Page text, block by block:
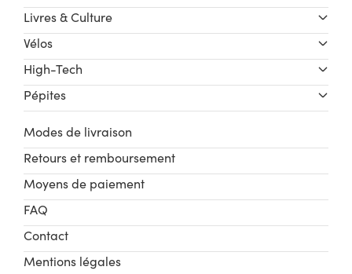
Livres & Culture
Vélos
High-Tech
Pépites
Modes de livraison
Retours et remboursement
Moyens de paiement
FAQ
Contact
Mentions légales